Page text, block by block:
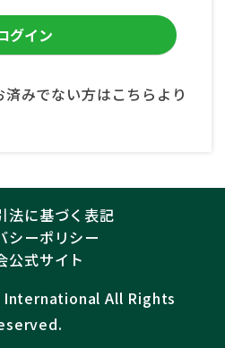
みでない方はこちらより
法に基づく表記
シーポリシー
公式サイト
International All Rights